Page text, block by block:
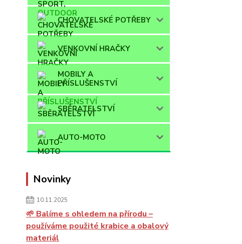
CHOVATELSKÉ POTŘEBY
VENKOVNÍ HRAČKY
MOBILY A
PŘÍSLUŠENSTVÍ
SBĚRATELSTVÍ
AUTO-MOTO
Novinky
10.11.2025
🌱 Balíme s ohledem na přírodu –
používáme použité krabice a obalový
materiál